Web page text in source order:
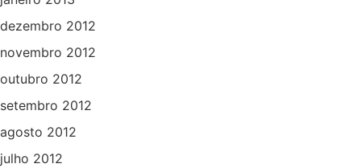
dezembro 2012
novembro 2012
outubro 2012
setembro 2012
agosto 2012
julho 2012